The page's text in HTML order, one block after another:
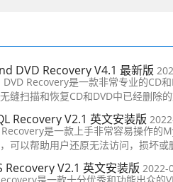
DVD Recovery V4.1 最新版
Recovery是一款非常专业的CD和
缝扫描和恢复CD和DVD中已经删除的
等类型。这款软件使用也是相当简单
哦。
Recovery V2.1 英文安装版
是一款上手非常容易操作的
可以帮助用户还原无法访问，损坏或
在Windows，Linux和Mac（仅限HFS
合使用！
V2.1 英文安装版 2022-